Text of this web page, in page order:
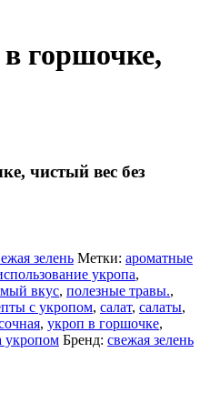
горшочке,
чистый вес без
зелень Метки: ароматные
укропа,
вкус, полезные травы.,
с укропом, салат, салаты,
, укроп в горшочке,
укропом Бренд: свежая зелень